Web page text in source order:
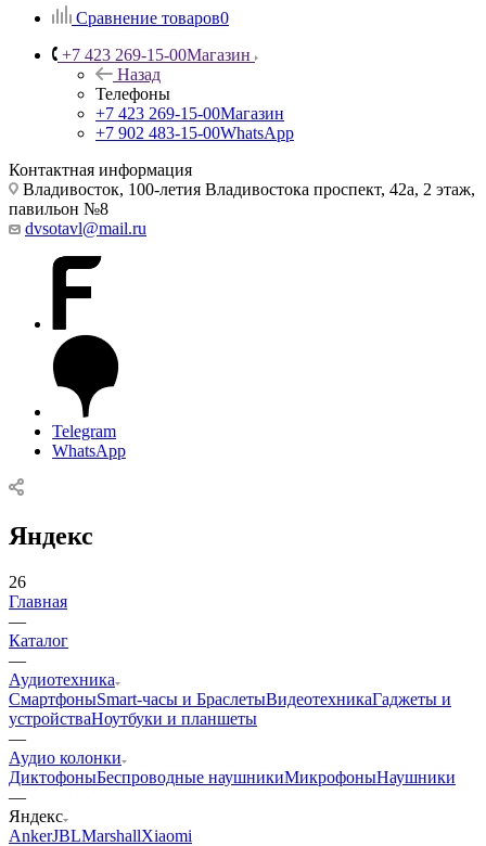
Сравнение товаров0
+7 423 269-15-00Магазин
Назад
Телефоны
+7 423 269-15-00Магазин
+7 902 483-15-00WhatsApp
Контактная информация
Владивосток, 100-летия Владивостока проспект, 42а, 2 этаж,
павильон №8
dvsotavl@mail.ru
Telegram
WhatsApp
Яндекс
26
Главная
—
Каталог
—
Аудиотехника
СмартфоныSmart-часы и БраслетыВидеотехникаГаджеты и
устройстваНоутбуки и планшеты
—
Аудио колонки
ДиктофоныБеспроводные наушникиМикрофоныНаушники
—
Яндекс
AnkerJBLMarshallXiaomi